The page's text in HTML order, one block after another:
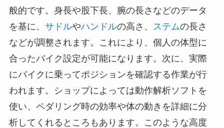
般的です。身長や股下長、腕の長さなどのデータ
を基に、 サドルやハンドルの高さ、 ステムの長さ
などが調整されます。これにより、個人の体型に
合ったバイク設定が可能になります。次に、実際
にバイクに乗ってポジションを確認する作業が行
われます。ショップによっては動作解析ソフトを
使い、ペダリング時の効率や体の動きを詳細に分
析してくれるところもあります。このような高度